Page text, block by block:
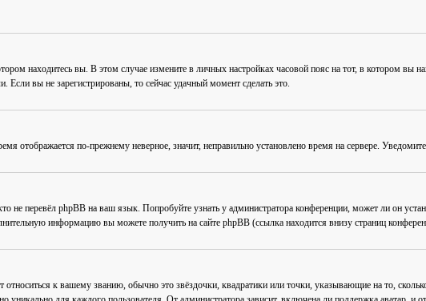
находитесь вы. В этом случае измените в личных настройках часовой пояс на тот, в котором вы
Если вы не зарегистрированы, то сейчас удачный момент сделать это.
отображается по-прежнему неверное, значит, неправильно установлено время на сервере.
не перевёл phpBB на ваш язык. Попробуйте узнать у администратора конференции, может ли он
информацию вы можете получить на сайте phpBB (ссылка находится внизу страниц
к вашему званию, обычно это звёздочки, квадратики или точки, указывающие на то,